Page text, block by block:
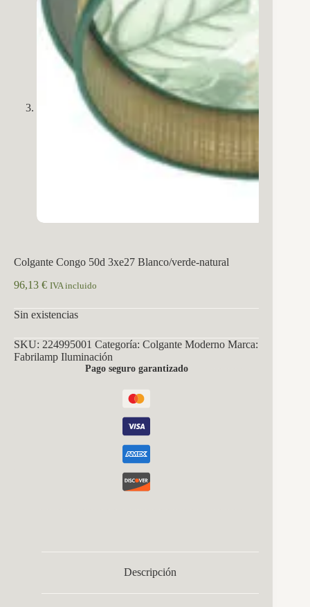
Colgante Congo 50d 3xe27 Blanco/verde-natural
96,13 € IVA incluido
Sin existencias
SKU: 224995001 Categoría: Colgante Moderno Marca:
Fabrilamp Iluminación
Pago seguro garantizado
Descripción